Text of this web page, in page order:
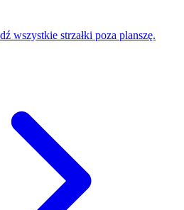
wszystkie strzałki poza planszę.